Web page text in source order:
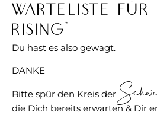
Warteliste für
Rising"
Du hast es also gewagt.
DANKE
Bitte spür den Kreis der
die Dich bereits erwarten & Dir